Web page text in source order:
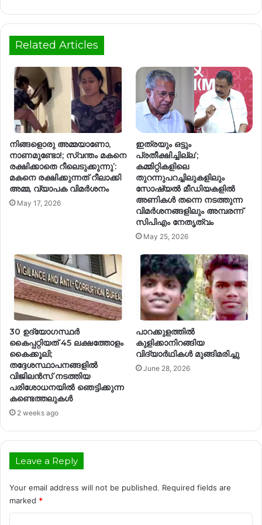
Related Articles
നിങ്ങളൊരു അമ്മയാണോ,
നാണമുണ്ടോ!; സ്വന്തം മകനെ
രക്ഷിക്കാതെ റീലെടുക്കുന്നു’:
മകനെ രക്ഷിക്കുന്നത് റീലാക്കി
അമ്മ, വ്യാപക വിമര്‍ശനം
May 17, 2026
ഇത്രയും ഒട്ടും
പ്രതീക്ഷിച്ചില്ല’;
കമ്മിറ്റികളിലെ
തുറന്നുപറച്ചിലുകളിലും
സോഷ്യൽ മീഡിയകളിൽ
അണികൾ തന്നെ നടത്തുന്ന
വിമർശനങ്ങളിലും അമ്പരന്ന്
സിപിഎം നേതൃത്വം
May 25, 2026
30 ഉദ്യോഗസ്ഥർ
കൈപ്പറ്റിയത് 45 ലക്ഷത്തോളം
കൈക്കൂലി;
തദ്ദേശസ്ഥാപനങ്ങളിൽ
വിജിലൻസ് നടത്തിയ
പരിശോധനയിൽ ഞെട്ടിക്കുന്ന
കണ്ടെത്തലുകൾ
2 weeks ago
പാറക്കുളത്തിൽ
കുളിക്കാനിറങ്ങിയ
വിദ്യാർഥികൾ മുങ്ങിമരിച്ചു
June 28, 2026
Leave a Reply
Your email address will not be published. Required fields are
marked *